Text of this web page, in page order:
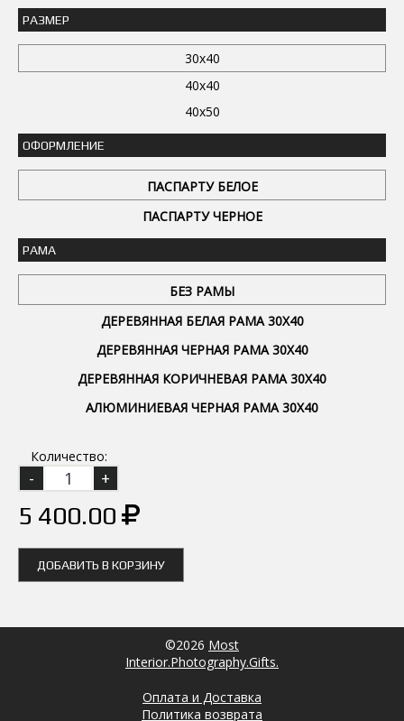
РАЗМЕР
30x40
40x40
40x50
ОФОРМЛЕНИЕ
ПАСПАРТУ БЕЛОЕ
ПАСПАРТУ ЧЕРНОЕ
РАМА
БЕЗ РАМЫ
ДЕРЕВЯННАЯ БЕЛАЯ РАМА 30Х40
ДЕРЕВЯННАЯ ЧЕРНАЯ РАМА 30Х40
ДЕРЕВЯННАЯ КОРИЧНЕВАЯ РАМА 30Х40
АЛЮМИНИЕВАЯ ЧЕРНАЯ РАМА 30Х40
Количество:
5 400.00
ДОБАВИТЬ В КОРЗИНУ
©2026 Most
Interior.Photography.Gifts.
Оплата и Доставка
Политика возврата